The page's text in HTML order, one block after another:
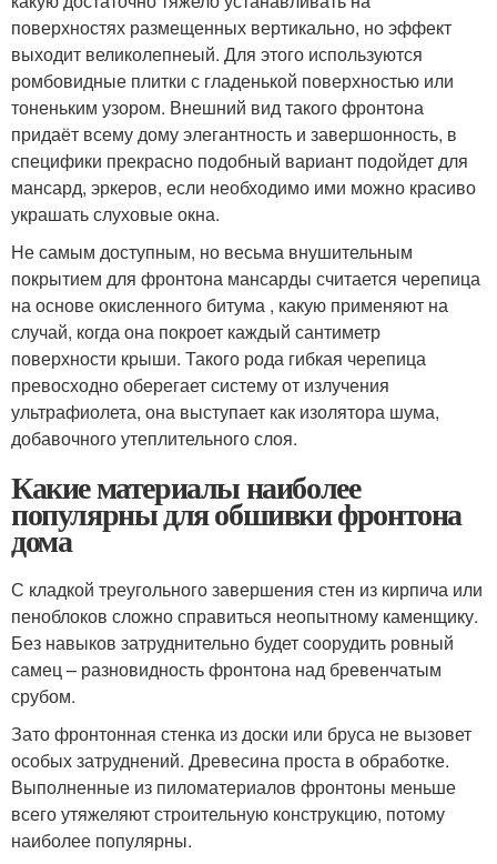
поверхностях размещенных вертикально, но эффект
выходит великолепнеый. Для этого используются
ромбовидные плитки с гладенькой поверхностью или
тоненьким узором. Внешний вид такого фронтона
придаёт всему дому элегантность и завершонность, в
специфики прекрасно подобный вариант подойдет для
мансард, эркеров, если необходимо ими можно красиво
украшать слуховые окна.
Не самым доступным, но весьма внушительным
покрытием для фронтона мансарды считается черепица
на основе окисленного битума , какую применяют на
случай, когда она покроет каждый сантиметр
поверхности крыши. Такого рода гибкая черепица
превосходно оберегает систему от излучения
ультрафиолета, она выступает как изолятора шума,
добавочного утеплительного слоя.
Какие материалы наиболее
популярны для обшивки фронтона
дома
С кладкой треугольного завершения стен из кирпича или
пеноблоков сложно справиться неопытному каменщику.
Без навыков затруднительно будет соорудить ровный
самец – разновидность фронтона над бревенчатым
срубом.
Зато фронтонная стенка из доски или бруса не вызовет
особых затруднений. Древесина проста в обработке.
Выполненные из пиломатериалов фронтоны меньше
всего утяжеляют строительную конструкцию, потому
наиболее популярны.